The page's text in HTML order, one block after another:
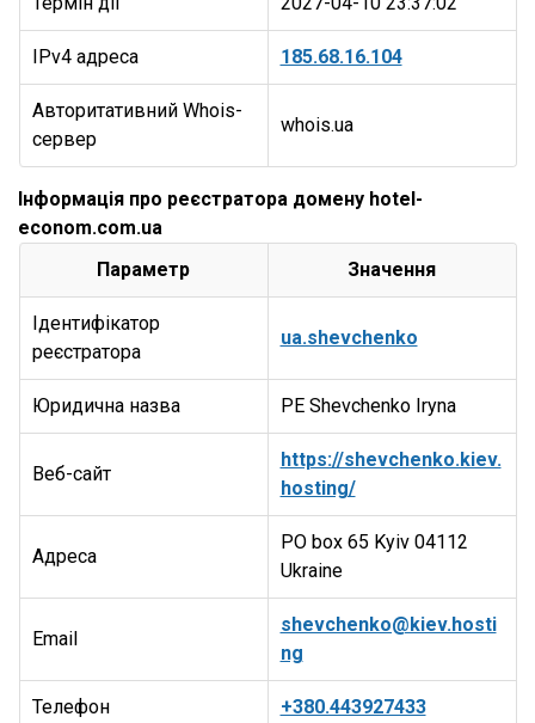
IPv4 адреса 185.68.16.104
Авторитативний Whois-
сервер
whois.ua
Інформація про реєстратора домену hotel-
econom.com.ua
Параметр
Значення
Ідентифікатор
реєстратора
ua.shevchenko
Юридична назва PE Shevchenko Iryna
Веб-сайт
https://shevchenko.kiev.
hosting/
Адреса
PO box 65 Kyiv 04112
Ukraine
Email
shevchenko@kiev.hosti
ng
Телефон +380.443927433